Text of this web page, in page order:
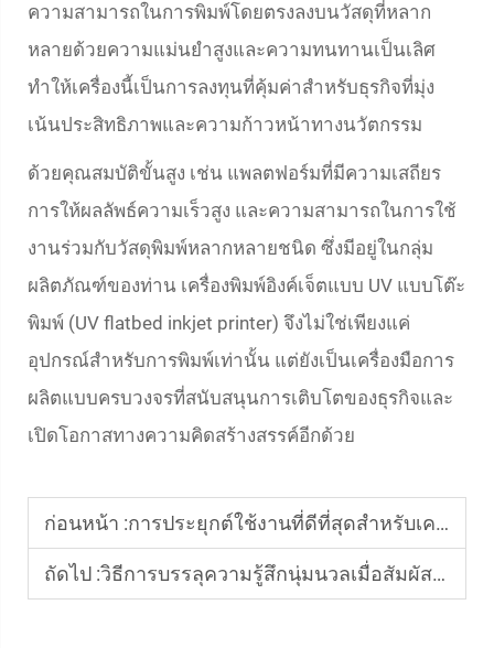
ความสามารถในการพิมพ์โดยตรงลงบนวัสดุที่หลาก
หลายด้วยความแม่นยำสูงและความทนทานเป็นเลิศ
ทำให้เครื่องนี้เป็นการลงทุนที่คุ้มค่าสำหรับธุรกิจที่มุ่ง
เน้นประสิทธิภาพและความก้าวหน้าทางนวัตกรรม
ด้วยคุณสมบัติขั้นสูง เช่น แพลตฟอร์มที่มีความเสถียร
การให้ผลลัพธ์ความเร็วสูง และความสามารถในการใช้
งานร่วมกับวัสดุพิมพ์หลากหลายชนิด ซึ่งมีอยู่ในกลุ่ม
ผลิตภัณฑ์ของท่าน เครื่องพิมพ์อิงค์เจ็ตแบบ UV แบบโต๊ะ
พิมพ์ (UV flatbed inkjet printer) จึงไม่ใช่เพียงแค่
อุปกรณ์สำหรับการพิมพ์เท่านั้น แต่ยังเป็นเครื่องมือการ
ผลิตแบบครบวงจรที่สนับสนุนการเติบโตของธุรกิจและ
เปิดโอกาสทางความคิดสร้างสรรค์อีกด้วย
ก่อนหน้า :การประยุกต์ใช้งานที่ดีที่สุดสำหรับเครื่องพิมพ์ UV ขนาดเล็ก
ถัดไป :วิธีการบรรลุความรู้สึกนุ่มนวลเมื่อสัมผัสกับงานพิมพ์ DTF บนเสื้อยืด